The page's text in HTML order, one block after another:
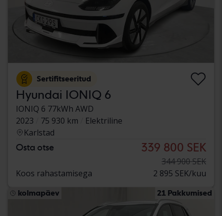
Sertifitseeritud
Hyundai IONIQ 6
IONIQ 6 77kWh AWD
2023
75 930 km
Elektriline
Karlstad
Osta otse 339 800 SEK
344 900 SEK
Koos rahastamisega
2 895 SEK/kuu
kolmapäev 21 Pakkumised